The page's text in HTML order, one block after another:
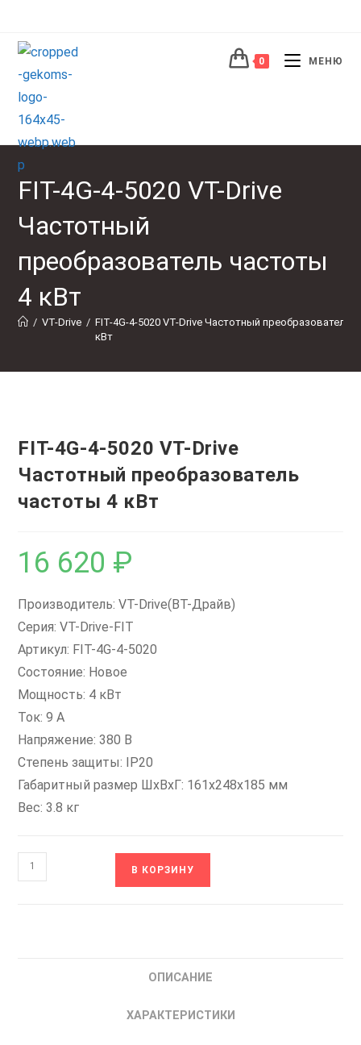
содержимому
0 МЕНЮ
FIT-4G-4-5020 VT-Drive
Частотный
преобразователь частоты
4 кВт
/ VT-Drive / FIT-4G-4-5020 VT-Drive Частотный преобразователь
кВт
FIT-4G-4-5020 VT-Drive
Частотный преобразователь
частоты 4 кВт
16 620 ₽
Производитель: VT-Drive(ВТ-Драйв)
Серия: VT-Drive-FIT
Артикул: FIT-4G-4-5020
Состояние: Новое
Мощность: 4 кВт
Ток: 9 А
Напряжение: 380 В
Степень защиты: IP20
Габаритный размер ШхВхГ: 161x248x185 мм
Вес: 3.8 кг
Количество
товара
В КОРЗИНУ
ОПИСАНИЕ
ХАРАКТЕРИСТИКИ